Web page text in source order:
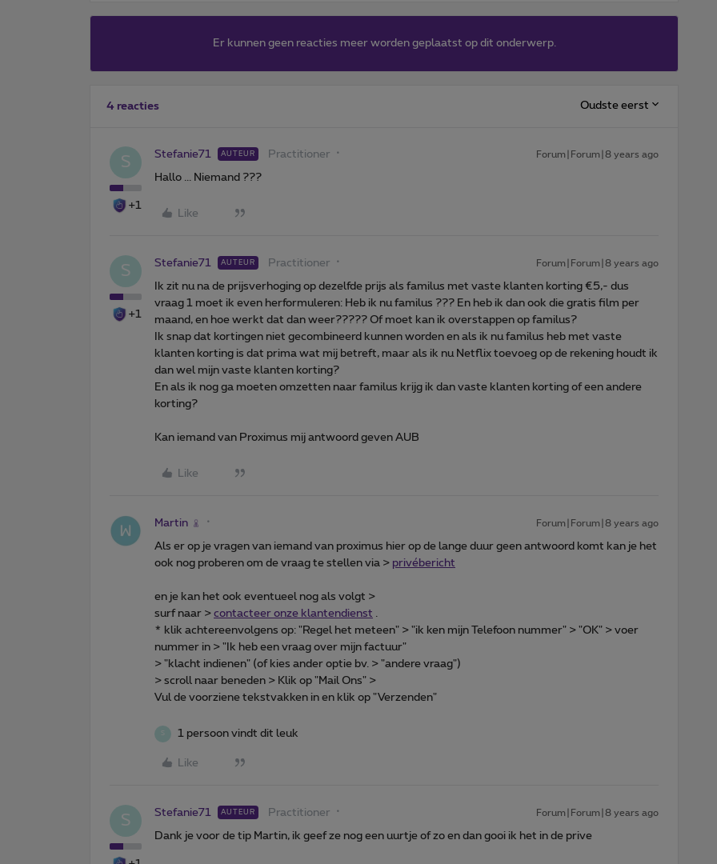
Er kunnen geen reacties meer worden geplaatst op dit onderwerp.
4 reacties Oudste eerst
S
+1
Stefanie71 AUTEUR Practitioner Forum|Forum|8 years ago
Hallo ... Niemand ???
Like
S
+1
Stefanie71 AUTEUR Practitioner Forum|Forum|8 years ago
Ik zit nu na de prijsverhoging op dezelfde prijs als familus met vaste klanten korting €5,- dus
vraag 1 moet ik even herformuleren: Heb ik nu familus ??? En heb ik dan ook die gratis film per
maand, en hoe werkt dat dan weer????? Of moet kan ik overstappen op familus?
Ik snap dat kortingen niet gecombineerd kunnen worden en als ik nu familus heb met vaste
klanten korting is dat prima wat mij betreft, maar als ik nu Netflix toevoeg op de rekening houdt ik
dan wel mijn vaste klanten korting?
En als ik nog ga moeten omzetten naar familus krijg ik dan vaste klanten korting of een andere
korting?
Kan iemand van Proximus mij antwoord geven AUB
Like
Martin Forum|Forum|8 years ago
Als er op je vragen van iemand van proximus hier op de lange duur geen antwoord komt kan je het
ook nog proberen om de vraag te stellen via > privébericht
en je kan het ook eventueel nog als volgt >
surf naar > contacteer onze klantendienst
* klik achtereenvolgens op: "Regel het meteen" > "ik ken mijn Telefoon nummer" > "OK" > voer
nummer in > "Ik heb een vraag over mijn factuur"
> "klacht indienen" (of kies ander optie bv. > "andere vraag")
> scroll naar beneden > Klik op "Mail Ons" >
Vul de voorziene tekstvakken in en klik op "Verzenden"
S 1 persoon vindt dit leuk
Like
S Stefanie71 AUTEUR Practitioner Forum|Forum|8 years ago
Dank je voor de tip Martin, ik geef ze nog een uurtje of zo en dan gooi ik het in de prive